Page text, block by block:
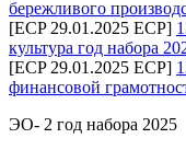
бережливого
[ECP 29.01.2025 ECP]
культура год набора
[ECP 29.01.2025 ECP]
финансовой
ЭО- 2 год набора 2025